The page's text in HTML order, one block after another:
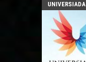
UNIVERSIADA